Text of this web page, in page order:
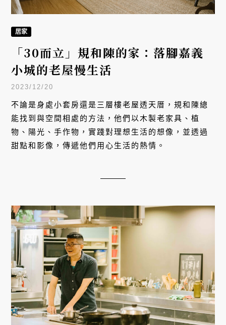
居家
「30而立」規和陳的家：落腳嘉義
小城的老屋慢生活
2023/12/20
不論是身處小套房還是三層樓老屋透天厝，規和陳總
能找到與空間相處的方法，他們以木製老家具、植
物、陽光、手作物，實踐對理想生活的想像，並透過
甜點和影像，傳遞他們用心生活的熱情。